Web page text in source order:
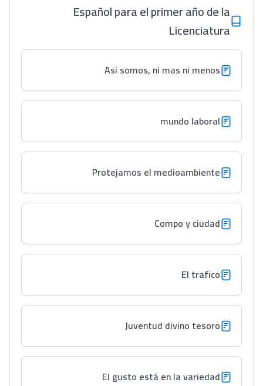
Lycée Maroc
التعليم الثانوي التأهيلي
Collège au Maroc
التعليم الثانوي الإعدادي
Español para el primer año de la
Licenciatura
Asi somos, ni mas ni menos
mundo laboral
Protejamos el medioambiente
Compo y ciudad
El trafico
Juventud divino tesoro
El gusto está en la variedad